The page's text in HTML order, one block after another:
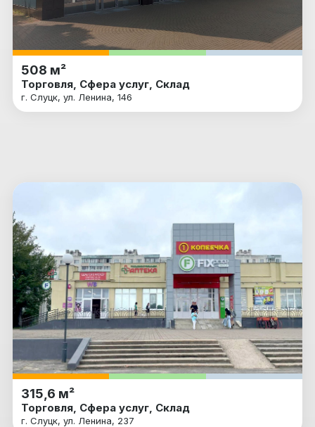
508 м²
Торговля, Сфера услуг, Склад
г. Слуцк, ул. Ленина, 146
315,6 м²
Торговля, Сфера услуг, Склад
г. Слуцк, ул. Ленина, 237